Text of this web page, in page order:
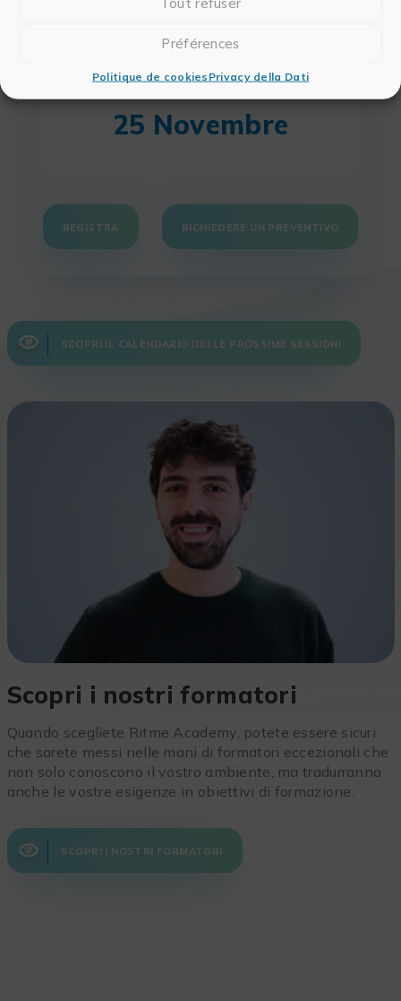
Préférences
Politique de cookies Privacy della Dati
Tradurre articoli scientifici.
25 Novembre
REGISTRA RICHIEDERE UN PREVENTIVO
SCOPRI IL CALENDARIO DELLE PROSSIME SESSIONI
Scopri i nostri formatori
Quando scegliete Ritme Academy, potete essere sicuri
che sarete messi nelle mani di formatori eccezionali che
non solo conoscono il vostro ambiente, ma tradurranno
anche le vostre esigenze in obiettivi di formazione.
SCOPRI I NOSTRI FORMATORI